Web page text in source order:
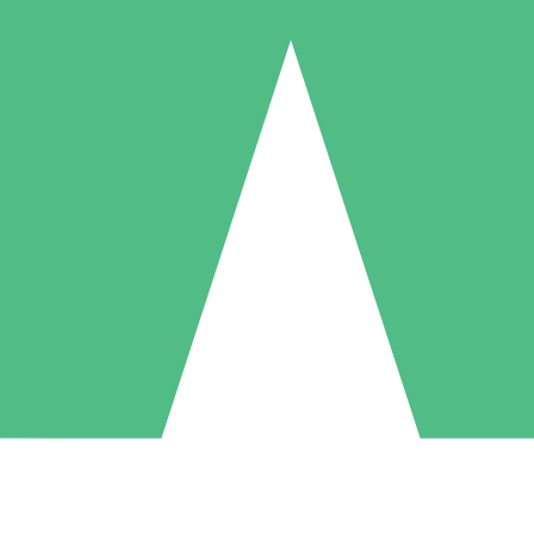
Individuele Creditpakketten
per gebruik met downloadtegoeden. Geen maandelijkse verplichting
5 Downloaden
US$